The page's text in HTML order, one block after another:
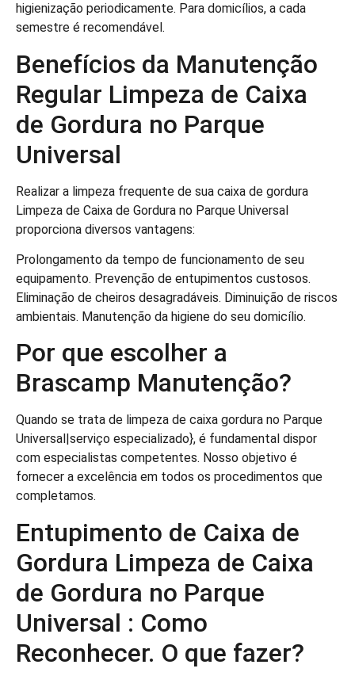
higienização periodicamente. Para domicílios, a cada
semestre é recomendável.
Benefícios da Manutenção
Regular Limpeza de Caixa
de Gordura no Parque
Universal
Realizar a limpeza frequente de sua caixa de gordura
Limpeza de Caixa de Gordura no Parque Universal
proporciona diversos vantagens:
Prolongamento da tempo de funcionamento de seu
equipamento. Prevenção de entupimentos custosos.
Eliminação de cheiros desagradáveis. Diminuição de riscos
ambientais. Manutenção da higiene do seu domicílio.
Por que escolher a
Brascamp Manutenção?
Quando se trata de limpeza de caixa gordura no Parque
Universal|serviço especializado}, é fundamental dispor
com especialistas competentes. Nosso objetivo é
fornecer a excelência em todos os procedimentos que
completamos.
Entupimento de Caixa de
Gordura Limpeza de Caixa
de Gordura no Parque
Universal : Como
Reconhecer. O que fazer?